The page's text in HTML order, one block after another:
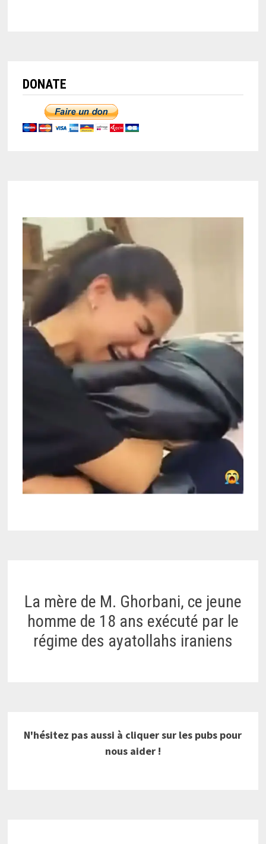
DONATE
La mère de M. Ghorbani, ce jeune
homme de 18 ans exécuté par le
régime des ayatollahs iraniens
N'hésitez pas aussi à cliquer sur les pubs pour
nous aider !